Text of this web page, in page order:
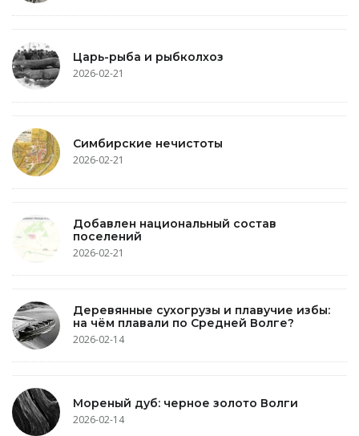
Царь-рыба и рыбколхоз
2026-02-21
Симбирские нечистоты
2026-02-21
Добавлен национальный состав
поселений
2026-02-21
Деревянные сухогрузы и плавучие избы:
на чём плавали по Средней Волге?
2026-02-14
Мореный дуб: черное золото Волги
2026-02-14